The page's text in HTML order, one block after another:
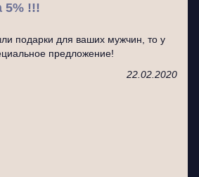
5% !!!
подарки для ваших мужчин, то у
предложение!
22.02.2020